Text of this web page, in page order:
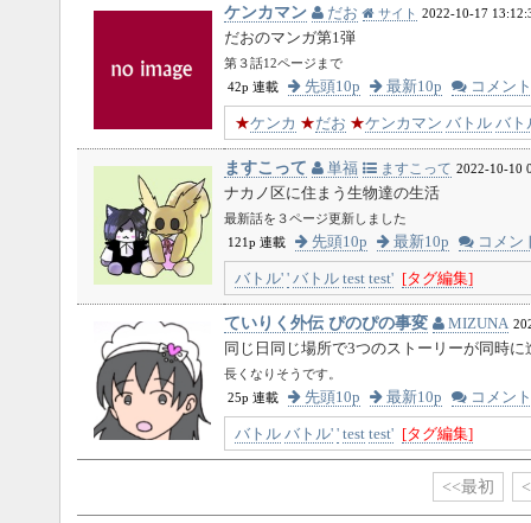
ケンカマン だお サイト 2022-10-17
だおのマンガ第1弾
第３話12ページまで
42p 連載
先頭10p 最新10p コメント
★ケンカ ★だお ★ケンカマン バトル バト
ますこって 単福 ますこって 2022-10-10
ナカノ区に住まう生物達の生活
最新話を３ページ更新しました
121p 連載
先頭10p 最新10p コメン
バトル' ' バトル test test' [タグ編集]
ていりく外伝 ぴのぴの事変 MIZUNA
同じ日同じ場所で3つのストーリーが同時
長くなりそうです。
25p 連載
先頭10p 最新10p コメント
バトル バトル' ' test test' [タグ編集]
<<最初